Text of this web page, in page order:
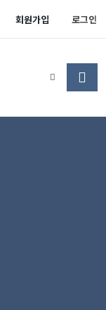
회원가입 로그인